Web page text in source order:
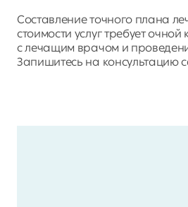
Составление точного плана
стоимости услуг требует очной
с лечащим врачом и
Запишитесь на консультацию